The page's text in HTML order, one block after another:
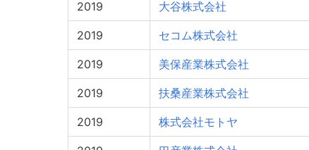
2019 大谷株式会社
2019 セコム株式会社
2019 美保産業株式会社
2019 扶桑産業株式会社
2019 株式会社モトヤ